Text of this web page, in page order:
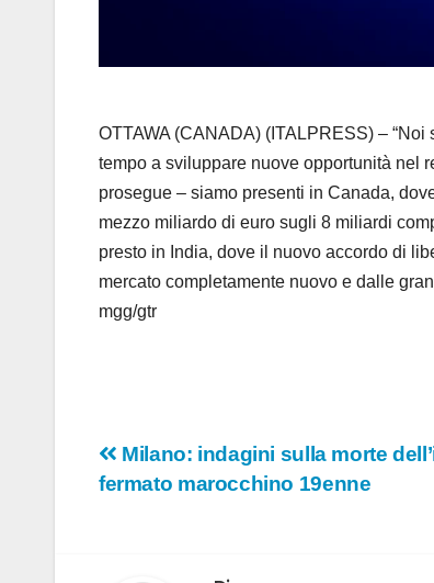
OTTAWA (CANADA) (ITALPRESS) –
tempo a sviluppare nuove opportunità nel
prosegue – siamo presenti in Canada,
mezzo miliardo di euro sugli 8 miliardi
presto in India, dove il nuovo accordo di
mercato completamente nuovo e dalle
mgg/gtr
Navigazione
Milano: indagini sulla morte
fermato marocchino 19enne